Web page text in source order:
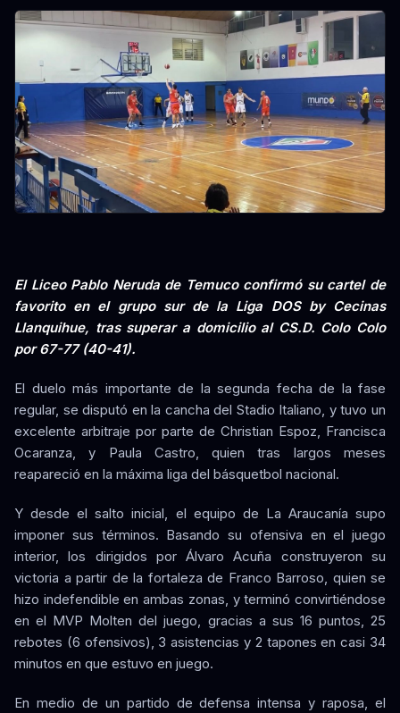
El Liceo Pablo Neruda de Temuco confirmó su cartel de
favorito en el grupo sur de la Liga DOS by Cecinas
Llanquihue, tras superar a domicilio al CS.D. Colo Colo
por 67-77 (40-41).
El duelo más importante de la segunda fecha de la fase
regular, se disputó en la cancha del Stadio Italiano, y tuvo un
excelente arbitraje por parte de Christian Espoz, Francisca
Ocaranza, y Paula Castro, quien tras largos meses
reapareció en la máxima liga del básquetbol nacional.
Y desde el salto inicial, el equipo de La Araucanía supo
imponer sus términos. Basando su ofensiva en el juego
interior, los dirigidos por Álvaro Acuña construyeron su
victoria a partir de la fortaleza de Franco Barroso, quien se
hizo indefendible en ambas zonas, y terminó convirtiéndose
en el MVP Molten del juego, gracias a sus 16 puntos, 25
rebotes (6 ofensivos), 3 asistencias y 2 tapones en casi 34
minutos en que estuvo en juego.
En medio de un partido de defensa intensa y raposa, el